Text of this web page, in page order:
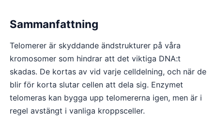
Sammanfattning
Telomerer är skyddande ändstrukturer på våra
kromosomer som hindrar att det viktiga DNA:t
skadas. De kortas av vid varje celldelning, och när de
blir för korta slutar cellen att dela sig. Enzymet
telomeras kan bygga upp telomererna igen, men är i
regel avstängt i vanliga kroppsceller.